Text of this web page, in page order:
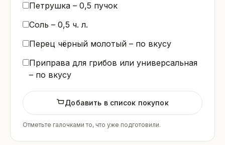
Петрушка – 0,5 пучок
Соль – 0,5 ч. л.
Перец чёрный молотый – по вкусу
Приправа для грибов или универсальная
– по вкусу
Добавить в список покупок
Отметьте галочками то, что уже подготовили.